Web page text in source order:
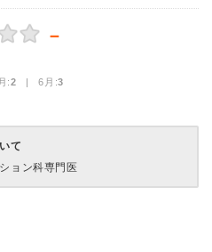
－
:2 | 6月:3
て
ョン科専門医